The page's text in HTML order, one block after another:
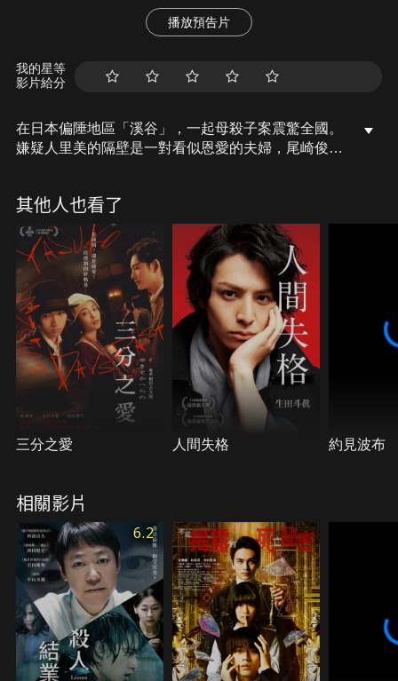
播放預告片
我的星等
影片給分
在日本偏陲地區「溪谷」，一起母殺子案震驚全國。
嫌疑人里美的隔壁是一對看似恩愛的夫婦，尾崎俊介
而他妻子加奈子正是事件的告發者。周刊記者渡邊一
彥（大森南朋飾）則是對本案展開了深入調查報導，
通過多方探詢，他發現15年前大學時代的尾崎是一個
前途光明的棒球明星投手，但因某起事件而被迫退
學。渡邊一彥逐漸了解到當事人許多的往事和真相，
並覺察到尾崎和加奈子之間有著不為人知的秘密， 愛
與恨糾纏成一團，剪不斷，理還亂。
其他人也看了
三分之愛 人間失格 約見波布
相關影片
6.2